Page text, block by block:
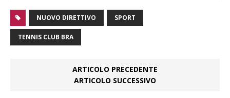
NUOVO DIRETTIVO SPORT
TENNIS CLUB BRA
ARTICOLO PRECEDENTE
ARTICOLO SUCCESSIVO